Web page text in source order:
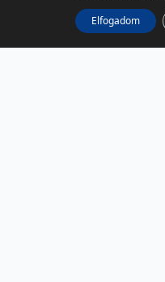
Elfogadom